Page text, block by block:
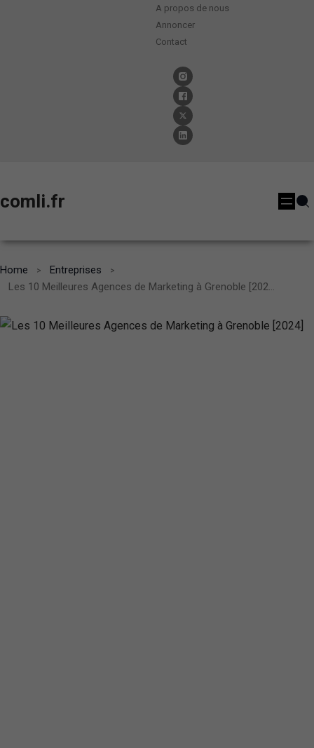
A propos de nous
Annoncer
Contact
comli.fr
Home
Entreprises
Les 10 Meilleures Agences de Marketing à Grenoble [2024]